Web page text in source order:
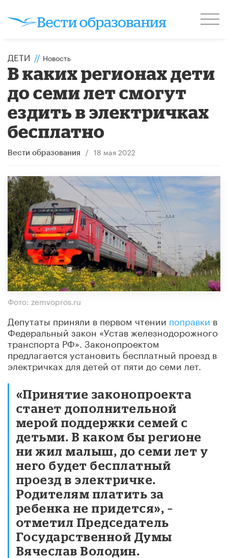
ДЕТИ // Новость
В каких регионах дети
до семи лет смогут
ездить в электричках
бесплатно
Вести образования / 18 мая 2022
Фото: zemvopros.ru
Депутаты приняли в первом чтении поправки в
Федеральный закон «Устав железнодорожного
транспорта РФ». Законопроектом
предлагается установить бесплатный проезд в
электричках для детей от пяти до семи лет.
«Принятие законопроекта
станет дополнительной
мерой поддержки семей с
детьми. В каком бы регионе
ни жил малыш, до семи лет у
него будет бесплатный
проезд в электричке.
Родителям платить за
ребенка не придется», –
отметил Председатель
Государственной Думы
Вячеслав Володин.